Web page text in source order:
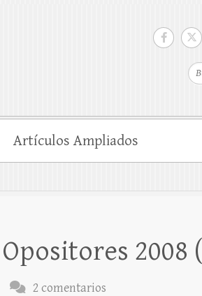
Artículos Ampliados
2008
2 comentarios